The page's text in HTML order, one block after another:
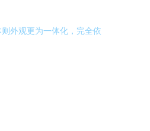
外观更为一体化，完全依